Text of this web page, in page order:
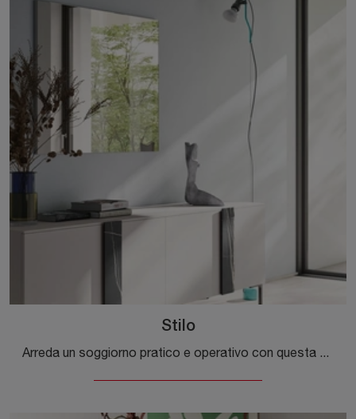
Stilo
Arreda un soggiorno pratico e operativo con questa madia Stilo di Orme: scopri le più belle Madie in melaminico.